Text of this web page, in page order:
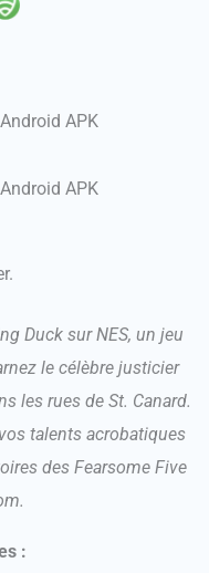
Duck sur NES, un jeu
le célèbre justicier
les rues de St. Canard.
talents acrobatiques
des Fearsome Five
: